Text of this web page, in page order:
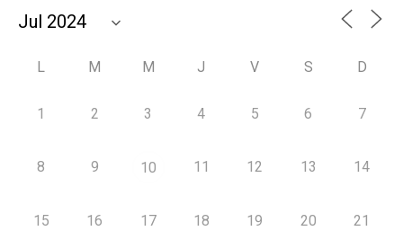
L M M J V S D
1 2 3 4 5 6 7
8 9 10 11 12 13 14
15 16 17 18 19 20 21